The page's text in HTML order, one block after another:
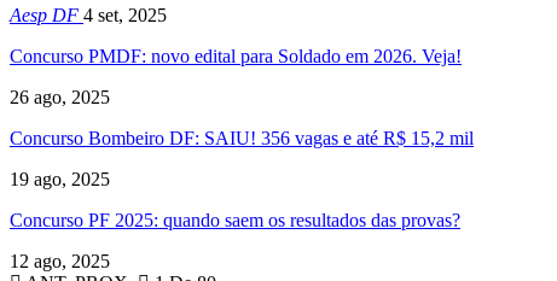
Aesp DF 4 set, 2025
Concurso PMDF: novo edital para Soldado em 2026. Veja!
26 ago, 2025
Concurso Bombeiro DF: SAIU! 356 vagas e até R$ 15,2 mil
19 ago, 2025
Concurso PF 2025: quando saem os resultados das provas?
12 ago, 2025